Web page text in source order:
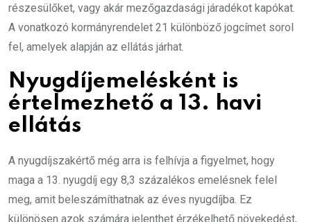
részesülőket, vagy akár mezőgazdasági járadékot kapókat.
A vonatkozó kormányrendelet 21 különböző jogcímet sorol
fel, amelyek alapján az ellátás járhat.
Nyugdíjemelésként is
értelmezhető a 13. havi
ellátás
A nyugdíjszakértő még arra is felhívja a figyelmet, hogy
maga a 13. nyugdíj egy 8,3 százalékos emelésnek felel
meg, amit beleszámíthatnak az éves nyugdíjba. Ez
különösen azok számára jelenthet érzékelhető növekedést,